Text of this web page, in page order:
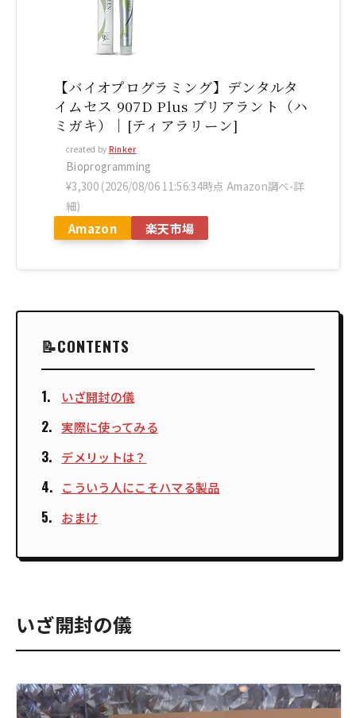
【バイオプログラミング】デンタルタ
イムセス 907D Plus ブリアラント（ハ
ミガキ）｜[ティアラリーン]
created by Rinker
Bioprogramming
¥3,300 (2026/08/06 11:56:34時点 Amazon調べ-詳
細)
Amazon 楽天市場
CONTENTS
いざ開封の儀
実際に使ってみる
デメリットは？
こういう人にこそハマる製品
おまけ
いざ開封の儀